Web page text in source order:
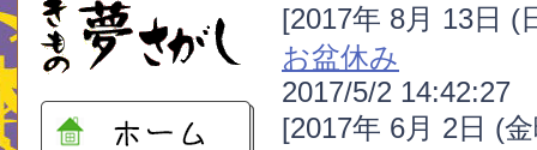
[2017年 8月 13日 (
お盆休み
2017/5/2 14:42:27
[2017年 6月 2日 (